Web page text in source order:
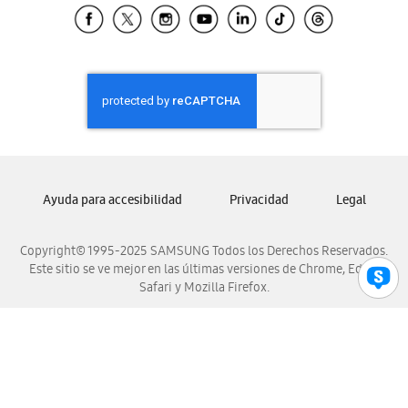
Samsung El Salvador
Samsung Honduras
Samsung Nicaragua
Samsung Panamá
Samsung Venezuela
Copyright© 1995-2025 SAMSUNG Todos los Derechos Reservados.
Este sitio se ve mejor en las últimas versiones de Chrome, Edge,
Safari y Mozilla Firefox.
Ayuda para accesibilidad Privacidad Legal